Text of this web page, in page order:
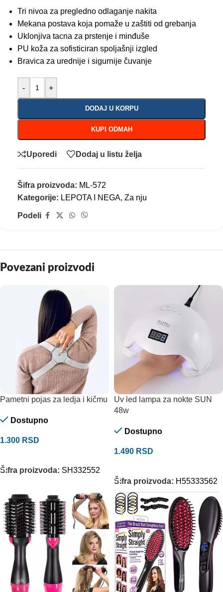
Tri nivoa za pregledno odlaganje nakita
Mekana postava koja pomaže u zaštiti od grebanja
Uklonjiva tacna za prstenje i minđuše
PU koža za sofisticiran spoljašnji izgled
Bravica za urednije i sigurnije čuvanje
- +
DODAJ U KORPU
KUPI ODMAH
Uporedi Dodaj u listu želja
Šifra proizvoda: ML-572
Kategorije: LEPOTA I NEGA, Za nju
Podeli
Povezani proizvodi
Pametni pojas za ledja i kičmu
Dostupno
1.300 RSD
Šifra proizvoda: SH332552
Uv led lampa za nokte SUN
48w
Dostupno
1.490 RSD
Šifra proizvoda: H55333562